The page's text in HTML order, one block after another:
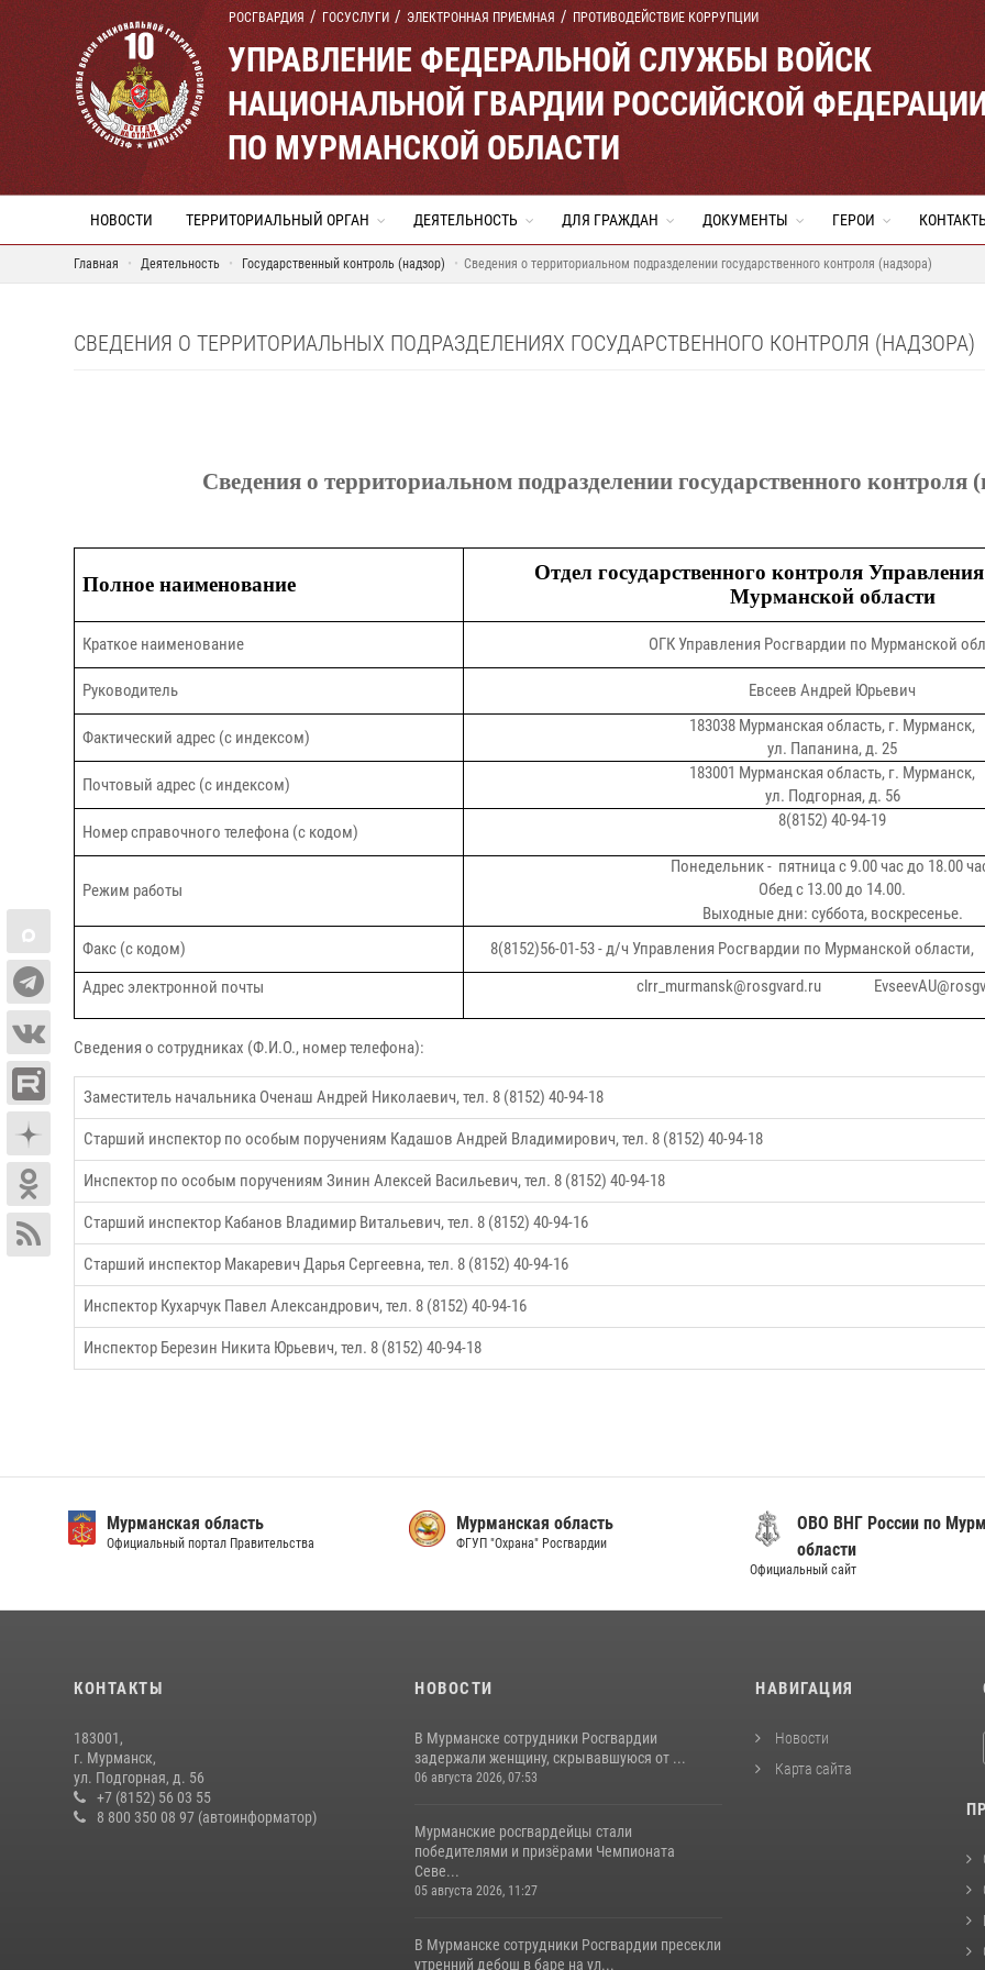
РОСГВАРДИЯ ГОСУСЛУГИ ЭЛЕКТРОННАЯ ПРИЕМНАЯ ПРОТИВОДЕЙСТВИЕ КОРРУПЦИИ
УПРАВЛЕНИЕ ФЕДЕРАЛЬНОЙ СЛУЖБЫ ВОЙСК
НАЦИОНАЛЬНОЙ ГВАРДИИ РОССИЙСКОЙ
ПО МУРМАНСКОЙ ОБЛАСТИ
НОВОСТИ ТЕРРИТОРИАЛЬНЫЙ ОРГАН ДЕЯТЕЛЬНОСТЬ ДЛЯ ГРАЖДАН ДОКУМЕНТЫ ГЕРОИ
Главная Деятельность Государственный контроль (надзор) Сведения о территориальном подразделении государственного контроля (надзора)
СВЕДЕНИЯ О ТЕРРИТОРИАЛЬНЫХ ПОДРАЗДЕЛЕНИЯХ ГОСУДАРСТВЕННОГО КОНТРОЛЯ (НАДЗОРА)
Сведения о территориальном подразделении государственного контроля
Полное наименование
Отдел государственного контроля
Мурманской области
Краткое наименование ОГК Управления Росгвардии по Мурманской
Руководитель Евсеев Андрей Юрьевич
Фактический адрес (с индексом)
183038 Мурманская область, г. Мурманск,
ул. Папанина, д. 25
Почтовый адрес (с индексом)
183001 Мурманская область, г. Мурманск,
ул. Подгорная, д. 56
Номер справочного телефона (с кодом)
8(8152) 40-94-19
Режим работы
Понедельник - пятница с 9.00 час до 18.00
Обед с 13.00 до 14.00.
Выходные дни: суббота, воскресенье.
Факс (с кодом)
8(8152)56-01-53 - д/ч Управления Росгвардии по Мурманской области,
Адрес электронной почты
clrr_murmansk@rosgvard.ru
Сведения о сотрудниках (Ф.И.О., номер телефона):
Заместитель начальника Оченаш Андрей Николаевич, тел. 8 (8152) 40-94-18
Старший инспектор по особым поручениям Кадашов Андрей Владимирович,тел. 8 (8152) 40-94-18
Инспектор по особым поручениям Зинин Алексей Васильевич,тел. 8 (8152) 40-94-18
Старший инспектор Кабанов Владимир Витальевич, тел. 8 (8152) 40-94-16
Старший инспектор Макаревич Дарья Сергеевна, тел. 8 (8152) 40-94-16
Инспектор Кухарчук Павел Александрович, тел. 8 (8152) 40-94-16
Инспектор Березин Никита Юрьевич, тел. 8 (8152) 40-94-18
Мурманская область
Официальный портал Правительства
Мурманская область
ФГУП "Охрана" Росгвардии
ОВО ВНГ России по
области
Официальный сайт
КОНТАКТЫ
183001,
г. Мурманск,
ул. Подгорная, д. 56
+7 (8152) 56 03 55
8 800 350 08 97 (автоинформатор)
НОВОСТИ
В Мурманске сотрудники Росгвардии
задержали женщину, скрывавшуюся от ...
06 августа 2026, 07:53
Мурманские росгвардейцы стали
победителями и призёрами Чемпионата
Севе...
05 августа 2026, 11:27
В Мурманске сотрудники Росгвардии пресекли
утренний дебош в баре на ул...
НАВИГАЦИЯ
Новости
Карта сайта